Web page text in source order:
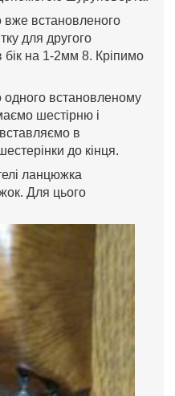
встановленого
для другого
бік на 1-2мм 8. Кріпимо
встановленому
шестірню і
в
до кінця.
ланцюжка
Для цього